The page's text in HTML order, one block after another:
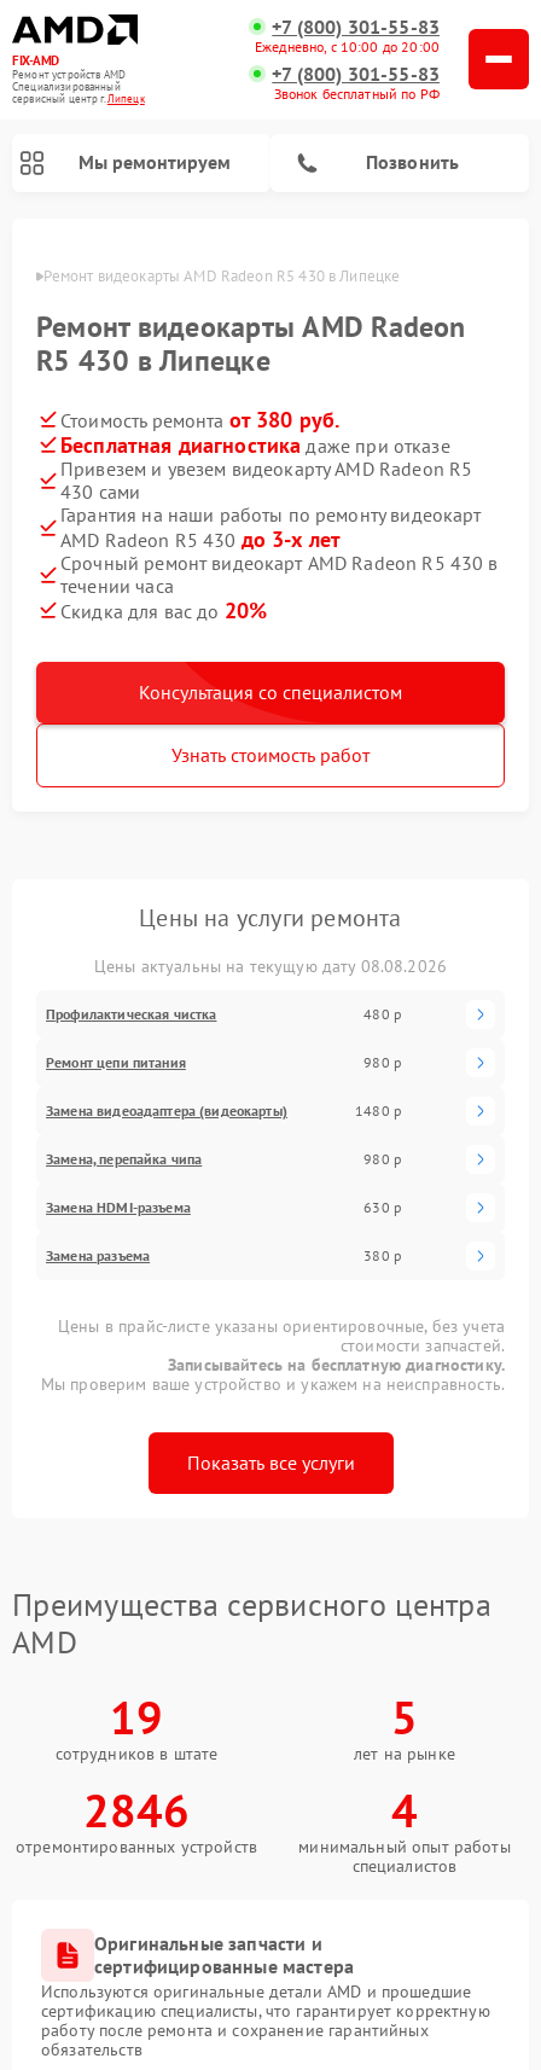
FIX-AMD
Ремонт устройств AMD
Специализированный
cервисный центр г.Липецк
+7 (800) 301-55-83
Ежедневно, с 10:00 до 20:00
+7 (800) 301-55-83
Звонок бесплатный по РФ
Мы ремонтируем Позвонить
Ремонт видеокарты AMD Radeon R5 430 в Липецке
Ремонт видеокарты AMD Radeon
R5 430 в Липецке
Стоимость ремонта от 380 руб.
Бесплатная диагностика даже при отказе
Привезем и увезем видеокарту AMD Radeon R5
430 сами
Гарантия на наши работы по ремонту видеокарт
AMD Radeon R5 430 до 3-х лет
Срочный ремонт видеокарт AMD Radeon R5 430 в
течении часа
Скидка для вас до 20%
Консультация со специалистом
Узнать стоимость работ
Цены на услуги ремонта
Цены актуальны на текущую дату 08.08.2026
Профилактическая чистка 480 р
Ремонт цепи питания 980 р
Замена видеоадаптера (видеокарты) 1480 р
Замена, перепайка чипа 980 р
Замена HDMI-разъема 630 р
Замена разъема 380 р
Цены в прайс-листе указаны ориентировочные, без учета
стоимости запчастей.
Записывайтесь на бесплатную диагностику.
Мы проверим ваше устройство и укажем на неисправность.
Показать все услуги
Преимущества сервисного центра
AMD
19
сотрудников в штате
5
лет на рынке
2846
отремонтированных устройств
4
минимальный опыт работы
специалистов
Оригинальные запчасти и
сертифицированные мастера
Используются оригинальные детали AMD и прошедшие
сертификацию специалисты, что гарантирует корректную
работу после ремонта и сохранение гарантийных
обязательств